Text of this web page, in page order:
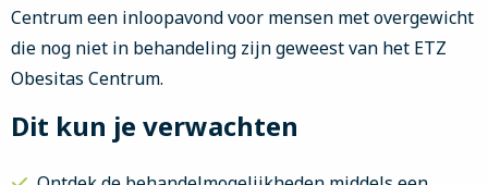
Centrum een inloopavond voor mensen met overgewicht
die nog niet in behandeling zijn geweest van het ETZ
Obesitas Centrum.
Dit kun je verwachten